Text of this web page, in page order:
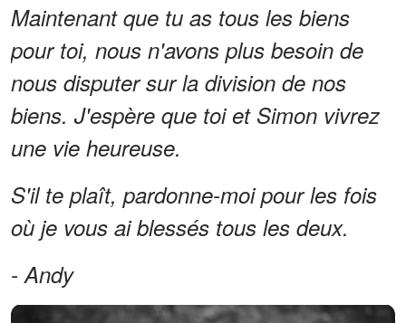
Maintenant que tu as tous les biens
pour toi, nous n'avons plus besoin de
nous disputer sur la division de nos
biens. J'espère que toi et Simon vivrez
une vie heureuse.
S'il te plaît, pardonne-moi pour les fois
où je vous ai blessés tous les deux.
- Andy